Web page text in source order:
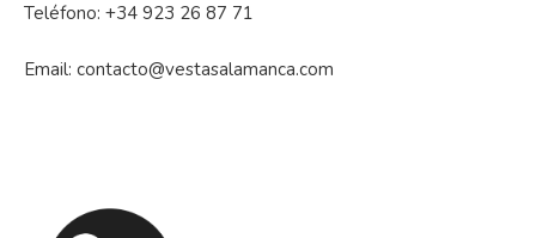
Teléfono: +34 923 26 87 71
Email: contacto@vestasalamanca.com